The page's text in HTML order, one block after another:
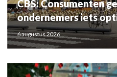
CBS: Consumenten
ondernemers iets
6 augustus 2026